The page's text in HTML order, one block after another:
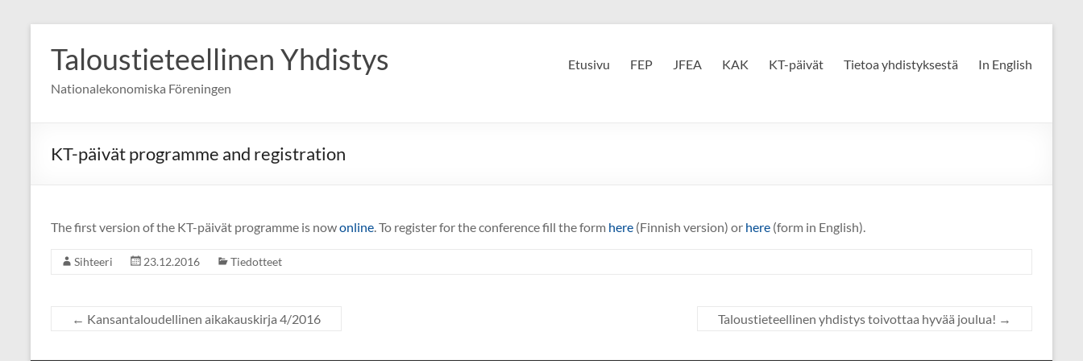
content
Taloustieteellinen Yhdistys
Nationalekonomiska Föreningen
Etusivu FEP JFEA KAK KT-päivät Tietoa yhdistyksestä In English
KT-päivät programme and registration
The first version of the KT-päivät programme is nowonline. To register for the conference fill the form here (Finnish version) or here (form in English).
Sihteeri 23.12.2016 Tiedotteet
← Kansantaloudellinen aikakauskirja 4/2016 Taloustieteellinen yhdistys toivottaa hyvää joulua! →